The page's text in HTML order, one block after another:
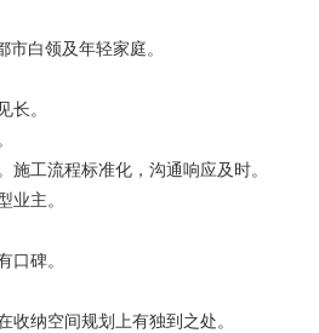
白领及年轻家庭。
长。
工流程标准化，沟通响应及时。
业主。
口碑。
纳空间规划上有独到之处。